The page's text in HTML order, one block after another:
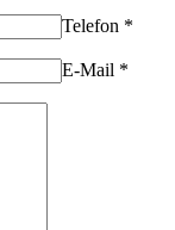
Telefon *
E-Mail *